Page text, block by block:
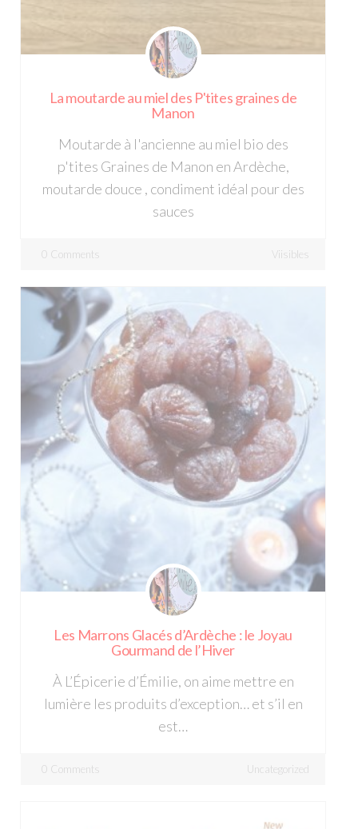
La moutarde au miel des P'tites graines de
Manon
Moutarde à l'ancienne au miel bio des
p'tites Graines de Manon en Ardèche,
moutarde douce , condiment idéal pour des
sauces
0 Comments Viisibles
Les Marrons Glacés d’Ardèche : le Joyau
Gourmand de l’Hiver
À L’Épicerie d’Émilie, on aime mettre en
lumière les produits d’exception… et s’il en
est…
0 Comments Uncategorized